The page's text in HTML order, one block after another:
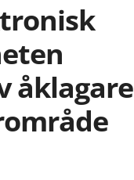
åklagare